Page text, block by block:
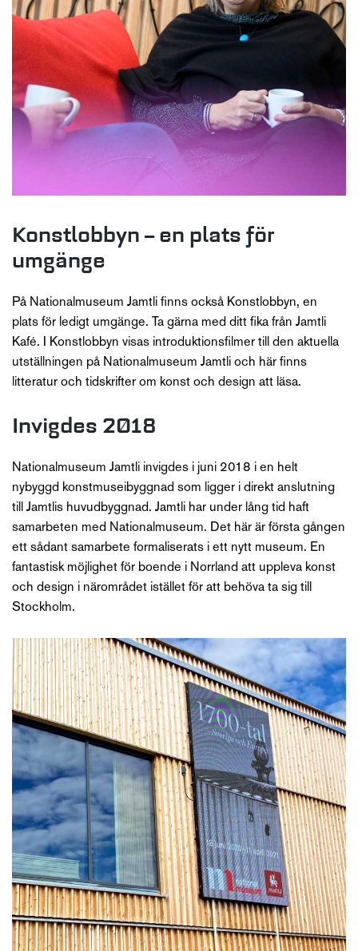
Konstlobbyn – en plats för
umgänge
På Nationalmuseum Jamtli finns också Konstlobbyn, en
plats för ledigt umgänge. Ta gärna med ditt fika från Jamtli
Kafé. I Konstlobbyn visas introduktionsfilmer till den aktuella
utställningen på Nationalmuseum Jamtli och här finns
litteratur och tidskrifter om konst och design att läsa.
Invigdes 2018
Nationalmuseum Jamtli invigdes i juni 2018 i en helt
nybyggd konstmuseibyggnad som ligger i direkt anslutning
till Jamtlis huvudbyggnad. Jamtli har under lång tid haft
samarbeten med Nationalmuseum. Det här är första gången
ett sådant samarbete formaliserats i ett nytt museum. En
fantastisk möjlighet för boende i Norrland att uppleva konst
och design i närområdet istället för att behöva ta sig till
Stockholm.